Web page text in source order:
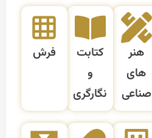
هنر
های
صناعی
کتابت
و
نگارگری
فرش